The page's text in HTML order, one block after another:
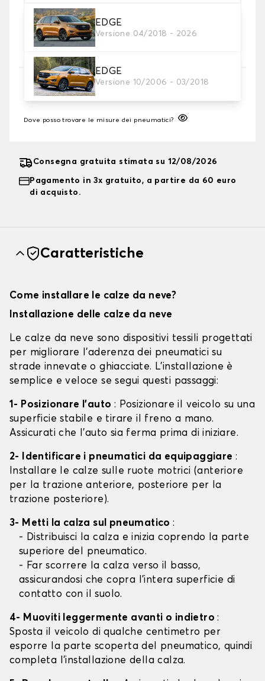
EDGE
Versione 04/2018 - 2026
EDGE
Versione 10/2006 - 03/2018
2. Finitura a calza
Scegli le calze da neve adatte alle tue necessità
3. Dimensioni
Inserire le dimensioni del pneumatico
Dove posso trovare le misure dei pneumatici?
Consegna gratuita stimata su 12/08/2026
Pagamento in 3x gratuito, a partire da 60 euro
di acquisto.
Caratteristiche
Come installare le calze da neve?
Installazione delle calze da neve
Le calze da neve sono dispositivi tessili progettati
per migliorare l'aderenza dei pneumatici su
strade innevate o ghiacciate. L'installazione è
semplice e veloce se segui questi passaggi:
1- Posizionare l'auto : Posizionare il veicolo su una
superficie stabile e tirare il freno a mano.
Assicurati che l'auto sia ferma prima di iniziare.
2- Identificare i pneumatici da equipaggiare :
Installare le calze sulle ruote motrici (anteriore
per la trazione anteriore, posteriore per la
trazione posteriore).
3- Metti la calza sul pneumatico:
- Distribuisci la calza e inizia coprendo la parte
superiore del pneumatico.
- Far scorrere la calza verso il basso,
assicurandosi che copra l'intera superficie di
contatto con il suolo.
4- Muoviti leggermente avanti o indietro:
Sposta il veicolo di qualche centimetro per
esporre la parte scoperta del pneumatico, quindi
completa l'installazione della calza.